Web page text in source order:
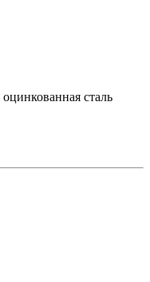
оцинкованная сталь